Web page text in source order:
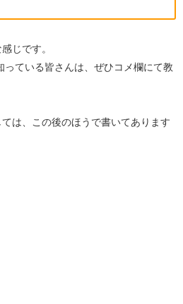
じです。
っている皆さんは、ぜひコメ欄にて教
は、この後のほうで書いてあります